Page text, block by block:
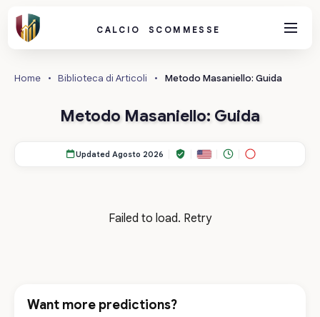
CALCIO SCOMMESSE
Home • Biblioteca di Articoli • Metodo Masaniello: Guida
Metodo Masaniello: Guida
Updated Agosto 2026
Failed to load. Retry
Want more predictions?